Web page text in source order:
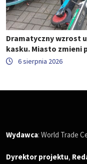
Dramatyczny wzrost
kasku. Miasto zmieni
6 sierpnia 2026
Wydawca: World Trade
Dyrektor projektu,